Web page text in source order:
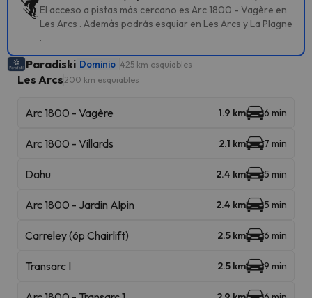
El acceso a pistas más cercano es Arc 1800 - Vagère en
Les Arcs . Además podrás esquiar en Les Arcs y La Plagne
.
Paradiski Dominio 425 km esquiables
Les Arcs 200 km esquiables
Arc 1800 - Vagère 1.9 km 6 min
Arc 1800 - Villards 2.1 km 7 min
Dahu 2.4 km 5 min
Arc 1800 - Jardin Alpin 2.4 km 5 min
Carreley (6p Chairlift) 2.5 km 6 min
Transarc I 2.5 km 9 min